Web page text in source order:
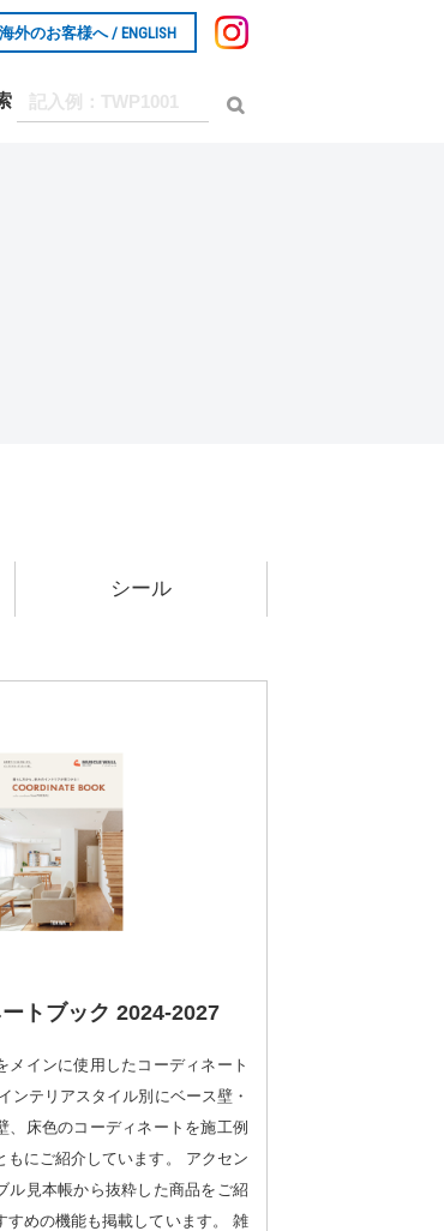
海外のお客様へ / ENGLISH
シール
トブック 2024-2027
メインに使用したコーディネート
ンテリアスタイル別にベース壁・
、床色のコーディネートを施工例
もにご紹介しています。 アクセン
ル見本帳から抜粋した商品をご紹
すめの機能も掲載しています。 雑